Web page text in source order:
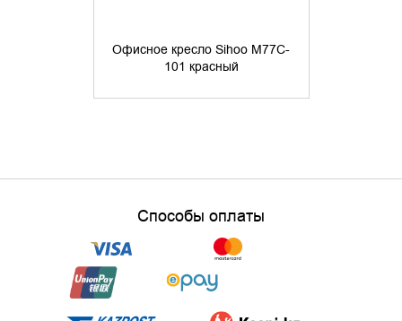
Офисное кресло Sihoo M77C-
101 красный
Способы оплаты